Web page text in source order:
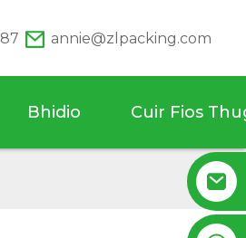
annie@zlpacking.com
Bhidio Cuir Fios